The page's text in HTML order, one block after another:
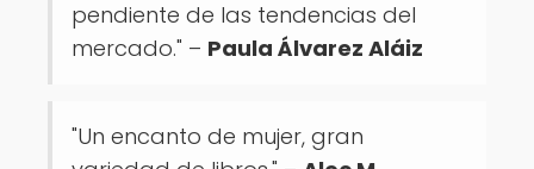
pendiente de las tendencias del
mercado." – Paula Álvarez Aláiz
"Un encanto de mujer, gran